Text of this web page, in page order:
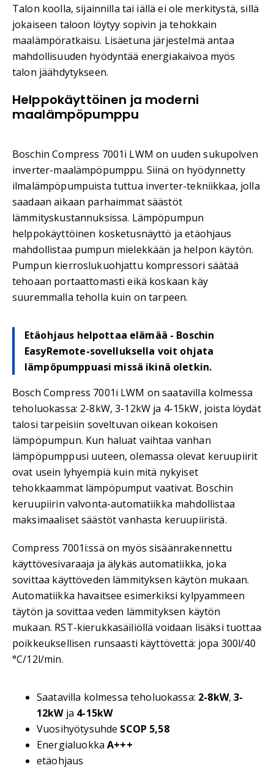
Talon koolla, sijainnilla tai iällä ei ole merkitystä, sillä
jokaiseen taloon löytyy sopivin ja tehokkain
maalämpöratkaisu. Lisäetuna järjestelmä antaa
mahdollisuuden hyödyntää energiakaivoa myös
talon jäähdytykseen.
Helppokäyttöinen ja moderni
maalämpöpumppu
Boschin Compress 7001i LWM on uuden sukupolven
inverter-maalämpöpumppu. Siinä on hyödynnetty
ilmalämpöpumpuista tuttua inverter-tekniikkaa, jolla
saadaan aikaan parhaimmat säästöt
lämmityskustannuksissa. Lämpöpumpun
helppokäyttöinen kosketusnäyttö ja etäohjaus
mahdollistaa pumpun mielekkään ja helpon käytön.
Pumpun kierroslukuohjattu kompressori säätää
tehoaan portaattomasti eikä koskaan käy
suuremmalla teholla kuin on tarpeen.
Etäohjaus helpottaa elämää - Boschin
EasyRemote-sovelluksella voit ohjata
lämpöpumppuasi missä ikinä oletkin.
Bosch Compress 7001i LWM on saatavilla kolmessa
teholuokassa: 2-8kW, 3-12kW ja 4-15kW, joista löydät
talosi tarpeisiin soveltuvan oikean kokoisen
lämpöpumpun. Kun haluat vaihtaa vanhan
lämpöpumppusi uuteen, olemassa olevat keruupiirit
ovat usein lyhyempiä kuin mitä nykyiset
tehokkaammat lämpöpumput vaativat. Boschin
keruupiirin valvonta-automatiikka mahdollistaa
maksimaaliset säästöt vanhasta keruupiiristä.
Compress 7001i:ssä on myös sisäänrakennettu
käyttövesivaraaja ja älykäs automatiikka, joka
sovittaa käyttöveden lämmityksen käytön mukaan.
Automatiikka havaitsee esimerkiksi kylpyammeen
täytön ja sovittaa veden lämmityksen käytön
mukaan. RST-kierukkasäiliöllä voidaan lisäksi tuottaa
poikkeuksellisen runsaasti käyttövettä: jopa 300l/40
°C/12l/min.
Saatavilla kolmessa teholuokassa: 2-8kW,3-
12kWja 4-15kW
Vuosihyötysuhde SCOP 5,58
EnergialuokkaA+++
etäohjaus